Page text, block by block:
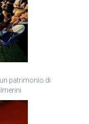
un patrimonio di